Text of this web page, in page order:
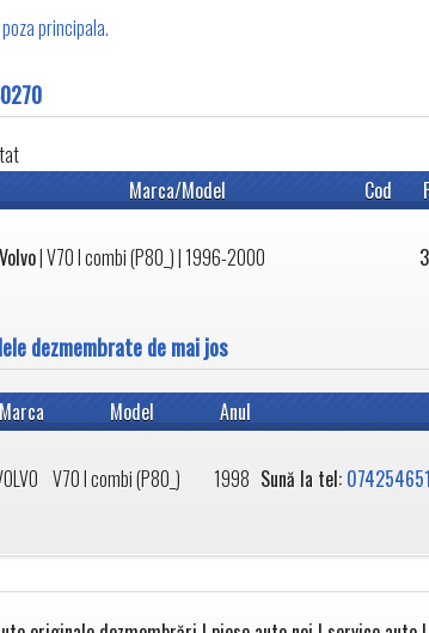
principala.
Marca/Model Cod
Volvo|V70 I combi (P80_)| 1996-2000
dezmembrate de mai jos
Marca Model Anul
V70 I combi (P80_) 1998 Sună la tel: